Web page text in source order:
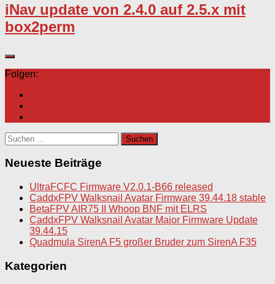
iNav update von 2.4.0 auf 2.5.x mit
box2perm
Folgen:
Suchen
nach:
Neueste Beiträge
UltraFCFC Firmware V2.0.1-B66 released
CaddxFPV Walksnail Avatar Firmware 39.44.18 stable
BetaFPV AIR75 II Whoop BNF mit ELRS
CaddxFPV Walksnail Avatar Major Firmware Update
39.44.15
Quadmula SirenA F5 großer Bruder zum SirenA F35
Kategorien